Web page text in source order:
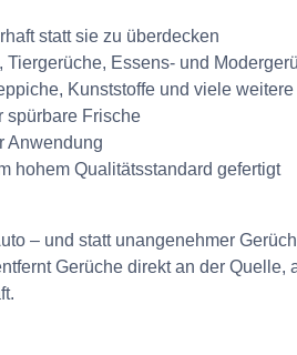
statt sie zu überdecken
Essens- und
Kunststoffe und viele weitere
spürbare Frische
Anwendung
hohem Qualitätsstandard gefertigt
– und statt unangenehmer
Gerüche direkt an der Quelle,